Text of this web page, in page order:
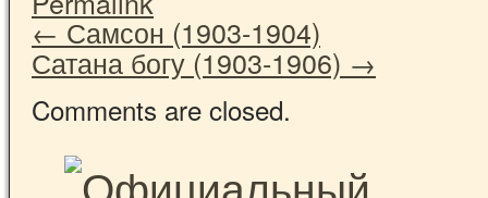
←Самсон (1903-1904)
Сатана богу (1903-1906) →
Comments are closed.